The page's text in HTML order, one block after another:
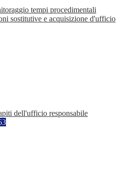
tempi procedimentali
sostitutive e acquisizione d'ufficio
dell'ufficio responsabile